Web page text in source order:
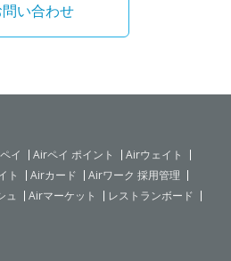
問い合わせ
イ Airペイ ポイント
Airウェイト
ト Airカード
Airワーク 採用管理
ュ Airマーケット
レストランボード